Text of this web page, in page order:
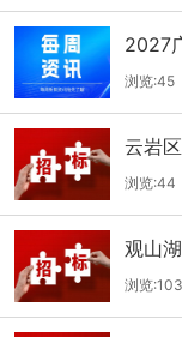
2027
1-27日
浏览:45
云岩
用耗
标公告
浏览:44
观山
医用
浏览:103